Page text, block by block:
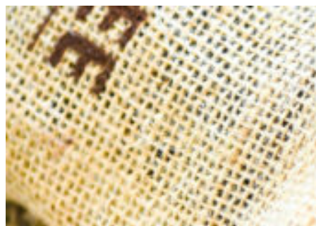
コ
ン
テ
ン
ツ
へ
ス
キ
ッ
プ